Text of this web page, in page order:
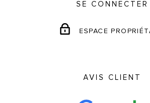
SE CONNECTER
ESPACE
AVIS CLIENT